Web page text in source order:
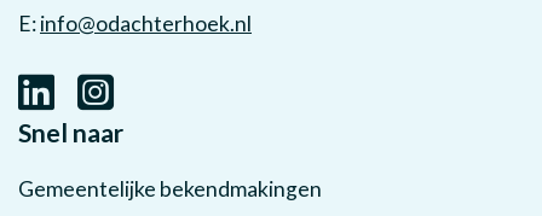
E:info@odachterhoek.nl
Snel naar
Gemeentelijke bekendmakingen